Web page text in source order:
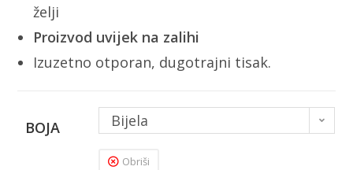
želji
Proizvod uvijek na zalihi
Izuzetno otporan, dugotrajni tisak.
BOJA Bijela
Obriši